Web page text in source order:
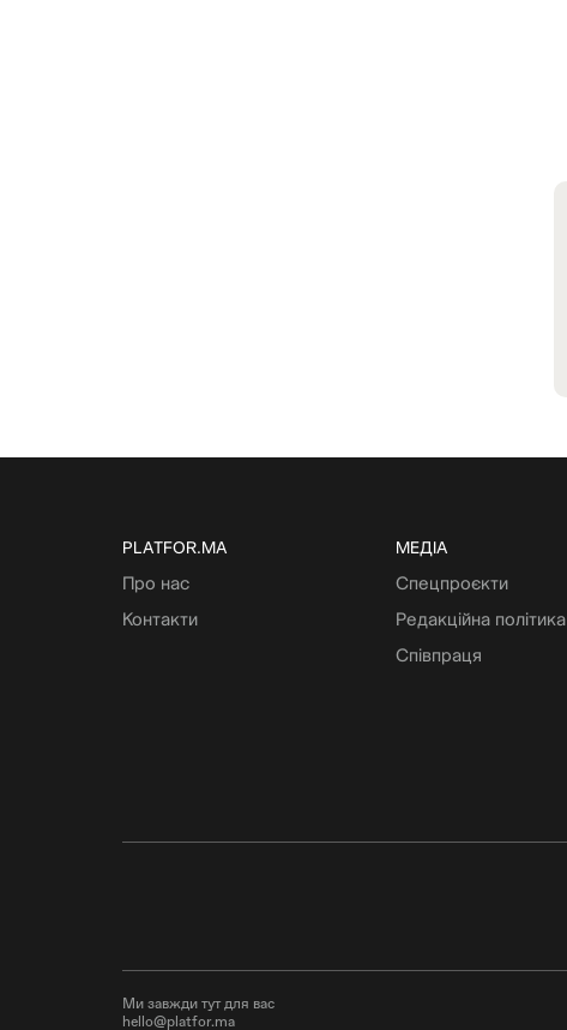
PLATFOR.MA
Про нас
Контакти
МЕДІА
Спецпроєкти
Редакційна політика
Співпраця
Ми завжди тут для вас
hello@platfor.ma